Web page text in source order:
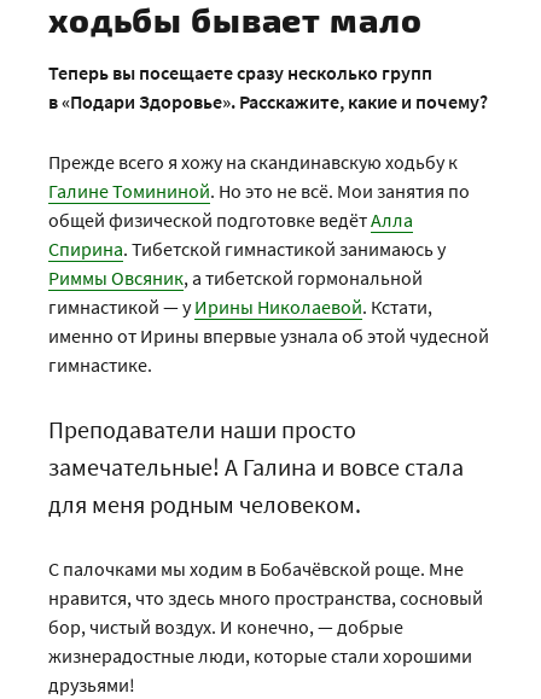
ходьбы бывает мало
Теперь вы посещаете сразу несколько групп
в «Подари Здоровье». Расскажите, какие и почему?
Прежде всего я хожу на скандинавскую ходьбу к
Галине Томининой. Но это не всё. Мои занятия по
общей физической подготовке ведётАлла
Спирина. Тибетской гимнастикой занимаюсь у
Риммы Овсяник, а тибетской гормональной
гимнастикой — уИрины Николаевой. Кстати,
именно от Ирины впервые узнала об этой чудесной
гимнастике.
Преподаватели наши просто
замечательные! А Галина и вовсе стала
для меня родным человеком.
С палочками мы ходим в Бобачёвской роще. Мне
нравится, что здесь много пространства, сосновый
бор, чистый воздух. И конечно, — добрые
жизнерадостные люди, которые стали хорошими
друзьями!